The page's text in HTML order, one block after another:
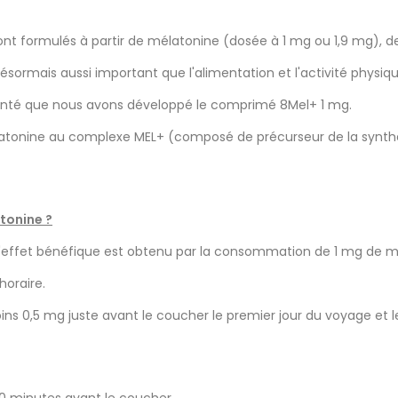
formulés à partir de mélatonine (dosée à 1 mg ou 1,9 mg),
aussi important que l'alimentation et l'activité
que nous avons développé le comprimé 8Mel+ 1 mg.
au complexe MEL+ (composé de précurseur de la
?
bénéfique est obtenu par la consommation de 1 mg de
0,5 mg juste avant le coucher le premier jour du voyage et